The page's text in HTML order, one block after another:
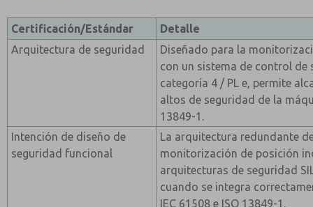
Certificación/Estándar
Detalle
Arquitectura de seguridad
Diseñado para la
con un sistema de control de
categoría 4 / PL e, permite
altos de seguridad de la
13849-1.
Intención de diseño de
seguridad funcional
La arquitectura redundante
monitorización de posición
arquitecturas de seguridad
cuando se integra
IEC 61508 e ISO 13849-1.